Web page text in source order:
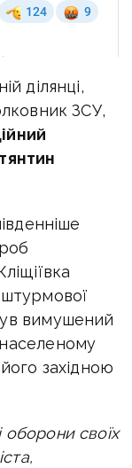
ділянці,
ЗСУ,
вимушений
західною
оборони своїх